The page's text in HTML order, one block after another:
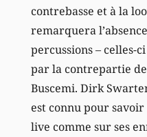
contrebasse et à la
remarquera
percussions – celles-
par la contrepartie de
Buscemi. Dirk
est connu pour
live comme sur ses